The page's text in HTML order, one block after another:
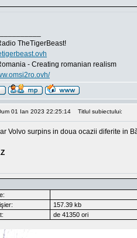
TheTigerBeast!
- Creating romanian realism
01 Ian 2023 22:25:14 Titlul subiectului:
Volvo surpins in doua ocazii diferite in
157.39 kb
de 41350 ori